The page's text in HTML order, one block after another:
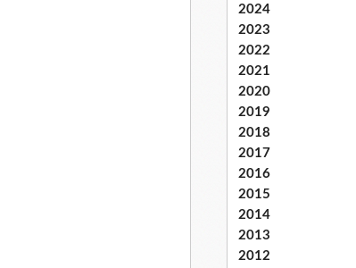
2024
2023
2022
2021
2020
2019
2018
2017
2016
2015
2014
2013
2012